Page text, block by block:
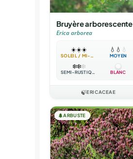
Bruyère arborescente
Erica arborea
☀️☀️☀️
SOLEIL / MI-OMBRE
💧 💧 💧
MOYEN
❄️❄️❄️
SEMI-RUSTIQUE BLANC
🍃ERICACEAE
🌲ARBUSTE